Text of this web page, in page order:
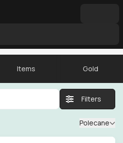
Items Gold
Filters
Polecane